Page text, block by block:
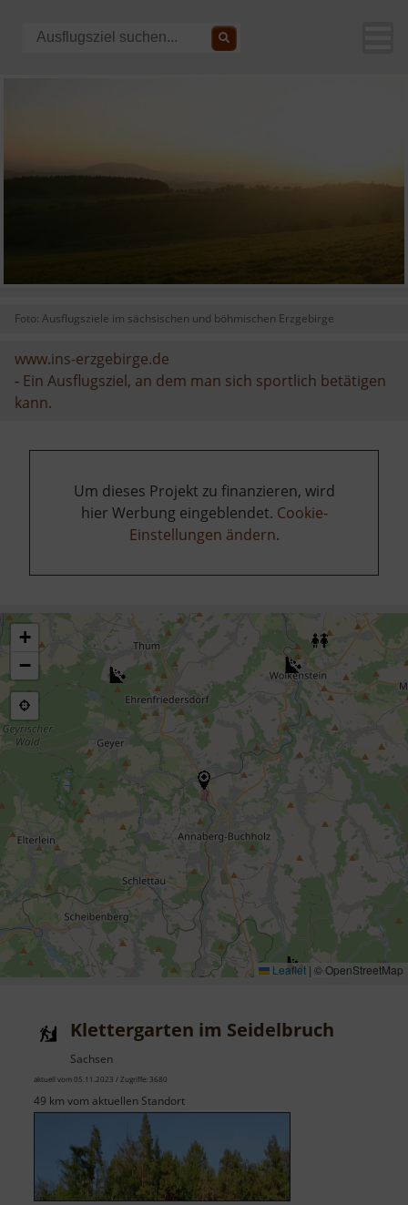
Foto: Ausflugsziele im sächsischen und böhmischen Erzgebirge
www.ins-erzgebirge.de
- Ein Ausflugsziel, an dem man sich sportlich betätigen
kann.
Um dieses Projekt zu finanzieren, wird
hier Werbung eingeblendet. Cookie-
Einstellungen ändern.
+
−
Leaflet | © OpenStreetMap
Klettergarten im Seidelbruch
Sachsen
aktuell vom 05.11.2023 / Zugriffe: 3680
49 km vom aktuellen Standort